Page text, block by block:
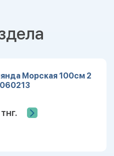
Морская 100см 2